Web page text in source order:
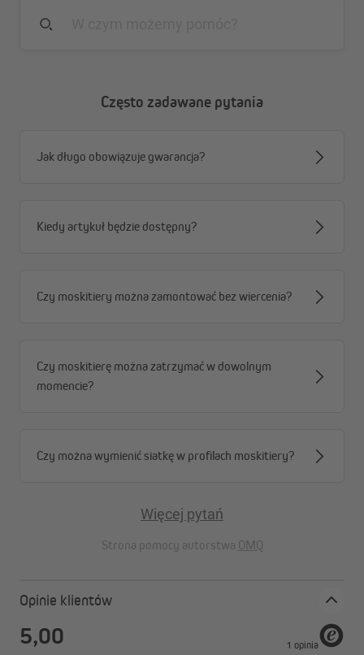
Często zadawane pytania
Jak długo obowiązuje gwarancja?
Kiedy artykuł będzie dostępny?
Czy moskitiery można zamontować bez wiercenia?
Czy moskitierę można zatrzymać w dowolnym
momencie?
Czy można wymienić siatkę w profilach moskitiery?
Więcej pytań
Strona pomocy autorstwa OMQ
Opinie klientów